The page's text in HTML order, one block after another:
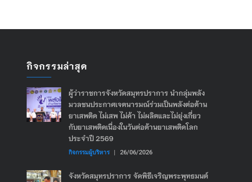
กิจกรรมล่าสุด
ผู้ว่าราชการจังหวัดสมุทรปราการ นำกลุ่มพลัง
มวลชนประกาศเจตนารมณ์ร่วมเป็นพลังต่อต้าน
ยาเสพติด ไม่เสพ ไม่ค้า ไม่ผลิตและไม่ยุ่งเกี่ยว
กับยาเสพติดเนื่องในวันต่อต้านยาเสพติดโลก
ประจำปี 2569
กิจกรรมผู้บริหาร | 26/06/2026
จังหวัดสมุทรปราการ จัดพิธีเจริญพระพุทธมนต์